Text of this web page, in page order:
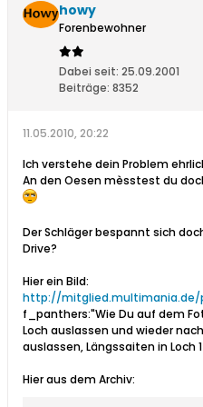
howy
Forenbewohner
Dabei seit: 25.09.2001
Beiträge: 8352
11.05.2010, 20:22
Ich verstehe dein Problem
An den Oesen mèsstest du
Der Schläger bespannt sich
Drive?
Hier ein Bild:
http://mitglied.multimania.de/
f_panthers:"Wie Du auf dem
Loch auslassen und wieder
auslassen, Längssaiten in Loch
Hier aus dem Archiv: